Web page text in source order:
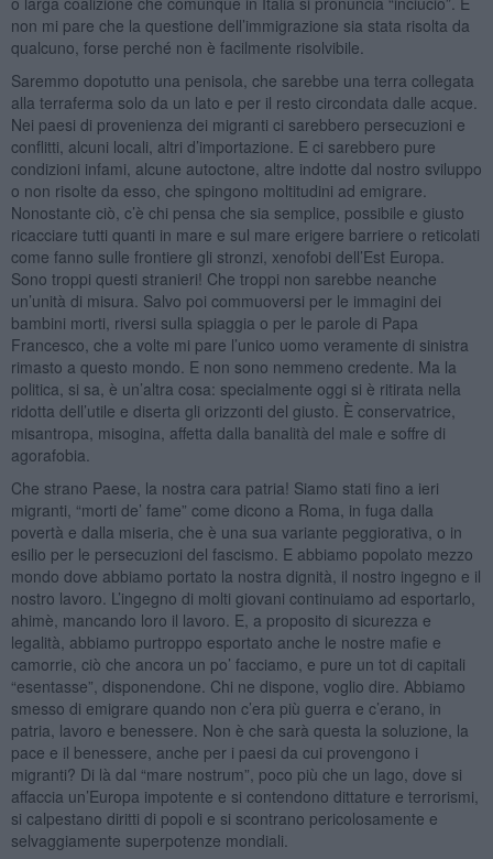
non mi pare che la questione dell’immigrazione sia stata risolta da
qualcuno, forse perché non è facilmente risolvibile.
Saremmo dopotutto una penisola, che sarebbe una terra collegata
alla terraferma solo da un lato e per il resto circondata dalle acque.
Nei paesi di provenienza dei migranti ci sarebbero persecuzioni e
conflitti, alcuni locali, altri d’importazione. E ci sarebbero pure
condizioni infami, alcune autoctone, altre indotte dal nostro sviluppo
o non risolte da esso, che spingono moltitudini ad emigrare.
Nonostante ciò, c’è chi pensa che sia semplice, possibile e giusto
ricacciare tutti quanti in mare e sul mare erigere barriere o reticolati
come fanno sulle frontiere gli stronzi, xenofobi dell’Est Europa.
Sono troppi questi stranieri! Che troppi non sarebbe neanche
un’unità di misura. Salvo poi commuoversi per le immagini dei
bambini morti, riversi sulla spiaggia o per le parole di Papa
Francesco, che a volte mi pare l’unico uomo veramente di sinistra
rimasto a questo mondo. E non sono nemmeno credente. Ma la
politica, si sa, è un’altra cosa: specialmente oggi si è ritirata nella
ridotta dell’utile e diserta gli orizzonti del giusto. È conservatrice,
misantropa, misogina, affetta dalla banalità del male e soffre di
agorafobia.
Che strano Paese, la nostra cara patria! Siamo stati fino a ieri
migranti, “morti de’ fame” come dicono a Roma, in fuga dalla
povertà e dalla miseria, che è una sua variante peggiorativa, o in
esilio per le persecuzioni del fascismo. E abbiamo popolato mezzo
mondo dove abbiamo portato la nostra dignità, il nostro ingegno e il
nostro lavoro. L’ingegno di molti giovani continuiamo ad esportarlo,
ahimè, mancando loro il lavoro. E, a proposito di sicurezza e
legalità, abbiamo purtroppo esportato anche le nostre mafie e
camorrie, ciò che ancora un po’ facciamo, e pure un tot di capitali
“esentasse”, disponendone. Chi ne dispone, voglio dire. Abbiamo
smesso di emigrare quando non c’era più guerra e c’erano, in
patria, lavoro e benessere. Non è che sarà questa la soluzione, la
pace e il benessere, anche per i paesi da cui provengono i
migranti? Di là dal “mare nostrum”, poco più che un lago, dove si
affaccia un’Europa impotente e si contendono dittature e terrorismi,
si calpestano diritti di popoli e si scontrano pericolosamente e
selvaggiamente superpotenze mondiali.